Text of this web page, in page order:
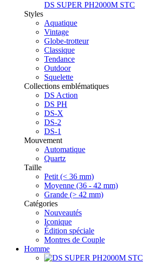
DS SUPER PH2000M STC
Styles
Aquatique
Vintage
Globe-trotteur
Classique
Tendance
Outdoor
Squelette
Collections emblématiques
DS Action
DS PH
DS-X
DS-2
DS-1
Mouvement
Automatique
Quartz
Taille
Petit (< 36 mm)
Moyenne (36 - 42 mm)
Grande (> 42 mm)
Catégories
Nouveautés
Iconique
Édition spéciale
Montres de Couple
Homme